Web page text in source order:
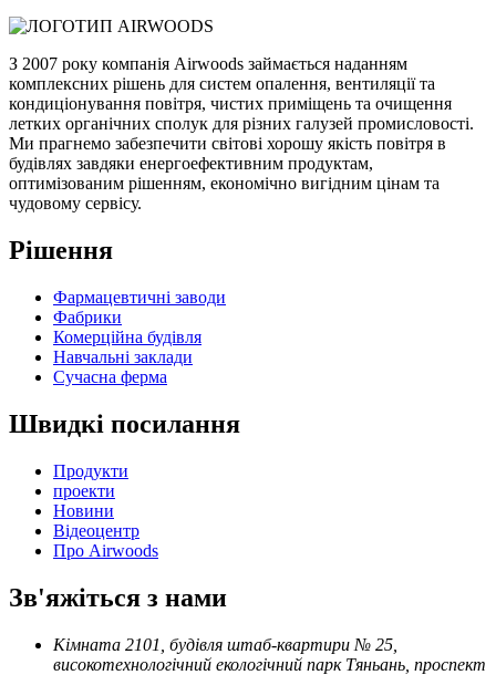
З 2007 року компанія Airwoods займається наданням
комплексних рішень для систем опалення, вентиляції та
кондиціонування повітря, чистих приміщень та очищення
летких органічних сполук для різних галузей промисловості.
Ми прагнемо забезпечити світові хорошу якість повітря в
будівлях завдяки енергоефективним продуктам,
оптимізованим рішенням, економічно вигідним цінам та
чудовому сервісу.
Рішення
Фармацевтичні заводи
Фабрики
Комерційна будівля
Навчальні заклади
Сучасна ферма
Швидкі посилання
Продукти
проекти
Новини
Відеоцентр
Про Airwoods
Зв'яжіться з нами
Кімната 2101, будівля штаб-квартири № 25,
високотехнологічний екологічний парк Тяньань, проспект